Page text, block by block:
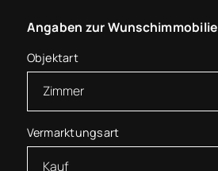
Angaben zur Wunschimmobilie
Objektart
Vermarktungsart